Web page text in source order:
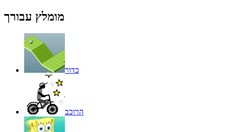
מומלץ עבורך
כדור
הרוכב